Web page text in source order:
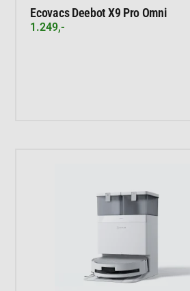
Ecovacs Deebot X9 Pro Omni
1.249,-